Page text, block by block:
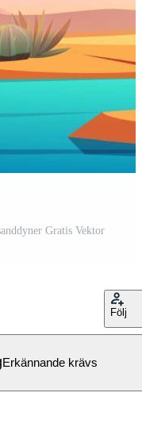
Gratis Vektor
Följ
Erkännande krävs